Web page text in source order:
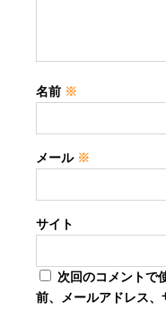
名前 ※
メール ※
サイト
次回のコメントで
前、メールアドレス、